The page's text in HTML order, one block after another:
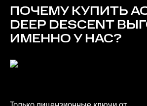
30 GB
ПОЧЕМУ КУПИТЬ
DEEP DESCENT
ИМЕННО У НАС?